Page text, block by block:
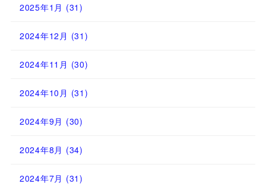
2025年1月 (31)
2024年12月 (31)
2024年11月 (30)
2024年10月 (31)
2024年9月 (30)
2024年8月 (34)
2024年7月 (31)